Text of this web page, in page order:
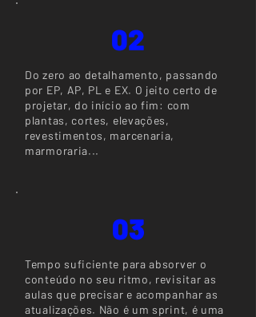
02
Do zero ao detalhamento, passando
por EP, AP, PL e EX. O jeito certo de
projetar, do início ao fim: com
plantas, cortes, elevações,
revestimentos, marcenaria,
marmoraria...
03
Tempo suficiente para absorver o
conteúdo no seu ritmo, revisitar as
aulas que precisar e acompanhar as
atualizações. Não é um sprint, é uma